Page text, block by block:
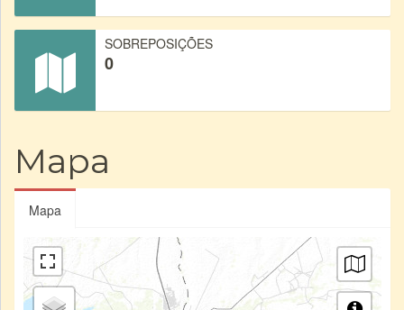
SOBREPOSIÇÕES
0
Mapa
Mapa